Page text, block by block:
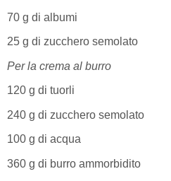
70 g di albumi
25 g di zucchero semolato
Per la crema al burro
120 g di tuorli
240 g di zucchero semolato
100 g di acqua
360 g di burro ammorbidito